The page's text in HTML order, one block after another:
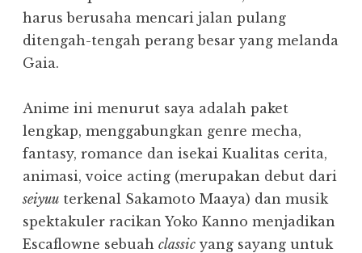
harus berusaha mencari jalan pulang
ditengah-tengah perang besar yang melanda
Gaia.
Anime ini menurut saya adalah paket
lengkap, menggabungkan genre mecha,
fantasy, romance dan isekai Kualitas cerita,
animasi, voice acting (merupakan debut dari
seiyuu terkenal Sakamoto Maaya) dan musik
spektakuler racikan Yoko Kanno menjadikan
Escaflowne sebuah classic yang sayang untuk